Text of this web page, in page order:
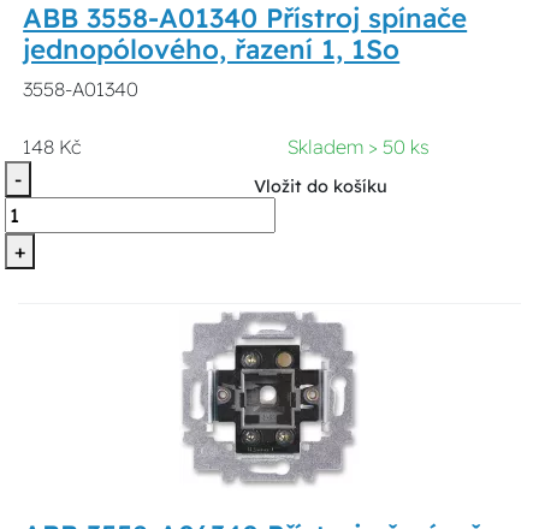
ABB 3558-A01340 Přístroj spínače
jednopólového, řazení 1, 1So
3558-A01340
148 Kč
Skladem > 50 ks
-
+
Vložit do košíku